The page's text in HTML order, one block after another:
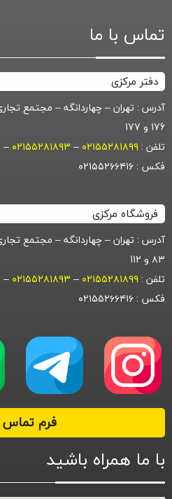
تماس با ما
دفتر مرکزی
آدرس : تهران – چهاردانگه – مجتمع
176 و 177
تلفن : ۰۲۱۵۵۲۸۱۸۹۹ – ۰۲۱۵۵۲۸۱۸۹۳ –
فکس : ۰۲۱۵۵۲۶۶۴۱۶
فروشگاه مرکزی
آدرس : تهران – چهاردانگه – مجتمع
۸۳ و 112
تلفن : ۰۲۱۵۵۲۸۱۸۹۹ – ۰۲۱۵۵۲۸۱۸۹۳ –
فکس : ۰۲۱۵۵۲۶۶۴۱۶
فرم تماس
با ما همراه باشید